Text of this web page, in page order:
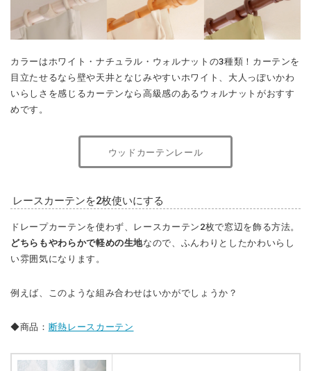
カラーはホワイト・ナチュラル・ウォルナットの3種類！カーテンを
目立たせるなら壁や天井となじみやすいホワイト、大人っぽいかわ
いらしさを感じるカーテンなら高級感のあるウォルナットがおすす
めです。
ウッドカーテンレール
レースカーテンを2枚使いにする
ドレープカーテンを使わず、レースカーテン2枚で窓辺を飾る方法。
どちらもやわらかで軽めの生地なので、ふんわりとしたかわいらし
い雰囲気になります。
例えば、このような組み合わせはいかがでしょうか？
◆商品： 断熱レースカーテン